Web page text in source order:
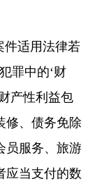
适用法律若
罪中的‘财
产性利益包
修、债务免除
员服务、旅游
应当支付的数